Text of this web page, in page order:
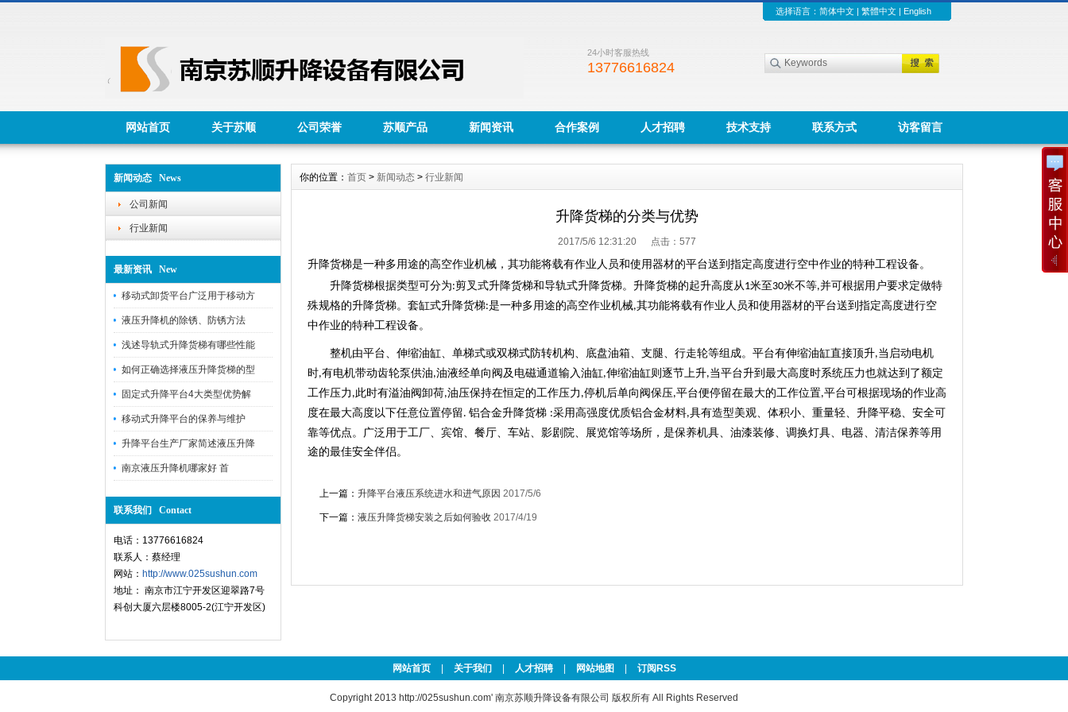
选择语言： 简体中文| 繁體中文| English
24小时客服热线
13776616824
网站首页 关于苏顺 公司荣誉 苏顺产品 新闻资讯 合作案例 人才招聘 技术支持 联系方式 访客留言
新闻动态 News
公司新闻
行业新闻
最新资讯 New
移动式卸货平台广泛用于移动方
液压升降机的除锈、防锈方法
浅述导轨式升降货梯有哪些性能
如何正确选择液压升降货梯的型
固定式升降平台4大类型优势解
移动式升降平台的保养与维护
升降平台生产厂家简述液压升降
南京液压升降机哪家好 首
联系我们 Contact
电话：13776616824
联系人：蔡经理
网站： http://www.025sushun.com
地址： 南京市江宁开发区迎翠路7号
科创大厦六层楼8005-2(江宁开发区)
你的位置： 首页 > 新闻动态 > 行业新闻
升降货梯的分类与优势
2017/5/6 12:31:20 点击： 577
升降货梯是一种多用途的高空作业机械，其功能将载有作业人员和使用器材的平台送到指定高度进行空中作业的特种工程设备。
升降货梯根据类型可分为:剪叉式升降货梯和导轨式升降货梯。升降货梯的起升高度从1米至 30米不等,并可根据用户要求定做特
殊规格的升降货梯。套缸式升降货梯:是一种多用途的高空作业机械,其功能将载有作业人员和使用器材的平台送到指定高度进行空
中作业的特种工程设备。
整机由平台、伸缩油缸、单梯式或双梯式防转机构、底盘油箱、支腿、行走轮等组成。平台有伸缩油缸直接顶升,当启动电机
时,有电机带动齿轮泵供油,油液经单向阀及电磁通道输入油缸,伸缩油缸则逐节上升,当平台升到最大高度时系统压力也就达到了额定
工作压力 ,此时有溢油阀卸荷,油压保持在恒定的工作压力 ,停机后单向阀保压,平台便停留在最大的工作位置,平台可根据现场的作业高
度在最大高度以下任意位置停留. 铝合金升降货梯 :采用高强度优质铝合金材料,具有造型美观、体积小、重量轻、升降平稳、安全可
靠等优点。广泛用于工厂、宾馆、餐厅、车站、影剧院、展览馆等场所，是保养机具、油漆装修、调换灯具、电器、清洁保养等用
途的最佳安全伴侣。
上一篇： 升降平台液压系统进水和进气原因 2017/5/6
下一篇： 液压升降货梯安装之后如何验收 2017/4/19
网站首页 关于我们 人才招聘 网站地图 订阅RSS
Copyright 2013 http://025sushun.com' 南京苏顺升降设备有限公司 版权所有 All Rights Reserved